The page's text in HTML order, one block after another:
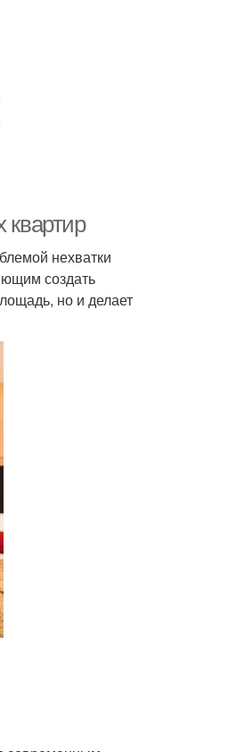
квартир
нехватки
создать
но и делает